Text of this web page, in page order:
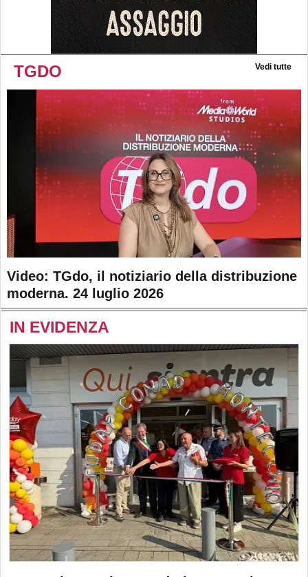
TGDO Vedi tutte
Video: TGdo, il notiziario della distribuzione
moderna. 24 luglio 2026
IN EVIDENZA